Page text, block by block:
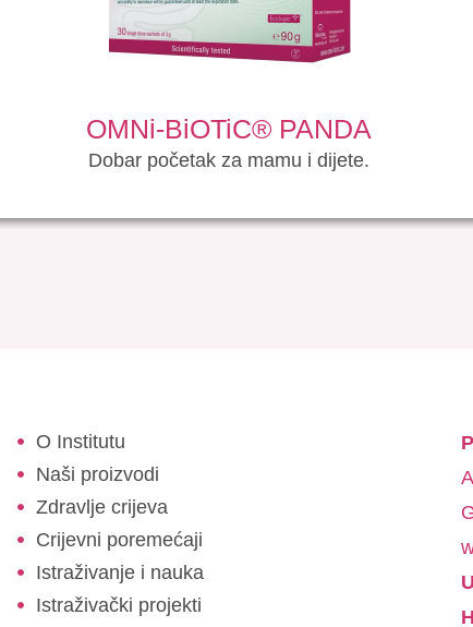
OMNi-BiOTiC® PANDA
Dobar početak za mamu i dijete.
O Institutu
Naši proizvodi
Zdravlje crijeva
Crijevni poremećaji
Istraživanje i nauka
Istraživački projekti